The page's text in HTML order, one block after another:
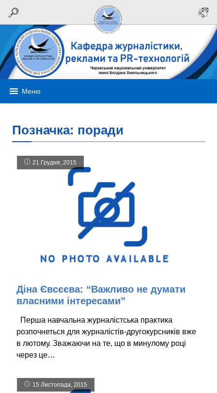
Меню
Позначка: поради
21 Грудня, 2015
Діна Євсєєва: “Важливо не думати
власними інтересами”
Перша навчальна журналістська практика
розпочнеться для журналістів-другокурсників вже
в лютому. Зважаючи на те, що в минулому році
через це…
15 Листопада, 2015